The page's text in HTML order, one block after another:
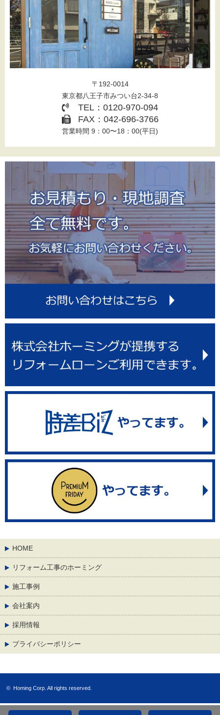
〒192-0014
東京都八王子市みつい台2-34-8
TEL：0120-970-094
FAX：042-696-3766
営業時間 9：00〜18：00(平日)
HOME
リフォーム工事のホーミング
施工事例
会社案内
採用情報
プライバシーポリシー
© Homing Corp. All rights reserved.